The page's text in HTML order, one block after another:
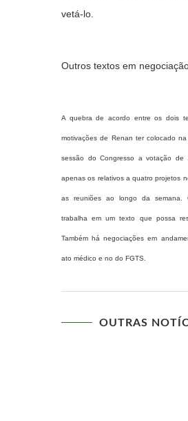
vetá-lo.
Outros textos em
A quebra de acordo entre os dois
motivações de Renan ter colocado
sessão do Congresso a votação
apenas os relativos a quatro projetos
as reuniões ao longo da semana.
trabalha em um texto que possa
Também há negociações em
ato médico e no do FGTS.
OUTRAS